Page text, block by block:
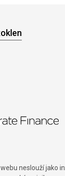
neslouží jako